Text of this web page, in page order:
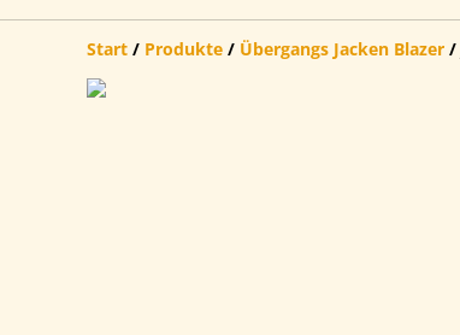
Start / Produkte / Übergangs Jacken Blazer /